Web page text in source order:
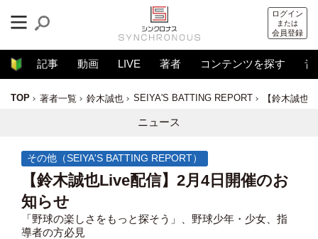
ログイン
または
会員登録
記事 動画 LIVE 著者 コンテンツを探す 音
TOP 著者一覧 鈴木誠也 SEIYA'S BATTING REPORT 【鈴木誠也
ニュース
その他（SEIYA'S BATTING REPORT）
【鈴木誠也Live配信】2月4日開催のお
知らせ
「野球の楽しさをもっと探そう」、野球少年・少女、指
導者の方必見